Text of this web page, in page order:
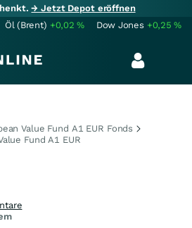
→ Jetzt Depot eröffnen
Öl (Brent) +0,02% Dow Jones +0,25%
Value Fund A1 EUR Fonds
Fund A1 EUR